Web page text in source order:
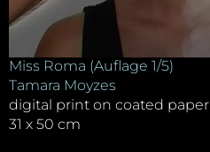
Miss Roma (Auflage 1/5)
Tamara Moyzes
digital print on coated paper
31 x 50 cm